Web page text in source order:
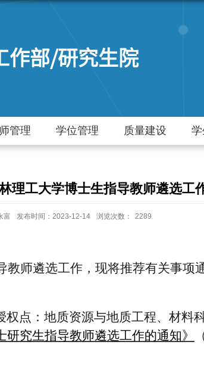
作部/研究生院
管理 学位管理 质量建设
理工大学博士生指导教师遴选工
富 发布时间：2023-12-14 浏览次数： 2289
师遴选工作，现将推荐有关事项
点：地质资源与地质工程、材料
研究生指导教师遴选工作的通知》